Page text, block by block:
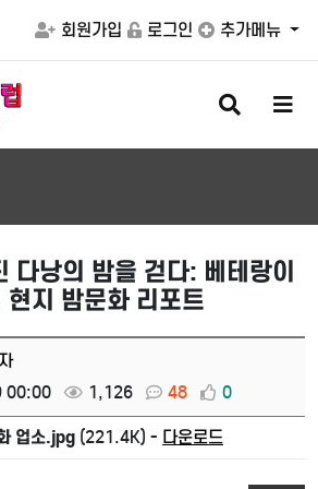
회원가입 로그인 추가메뉴
검
색
버
메
버
다낭의 밤을 걷다: 베테랑이
지 밤문화 리포트
00:00
1,126 48 0
업소.jpg (221.4K) - 다운로드